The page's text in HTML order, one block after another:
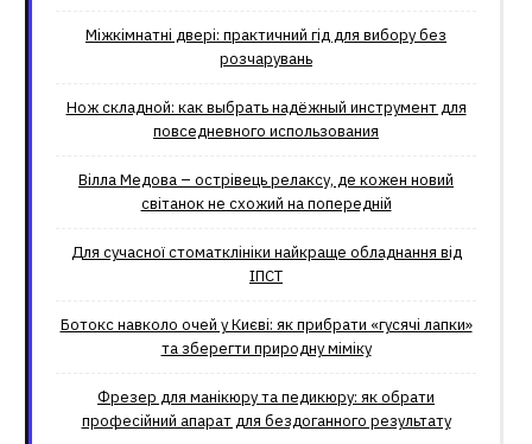
Міжкімнатні двері: практичний гід для вибору без
розчарувань
Нож складной: как выбрать надёжный инструмент для
повседневного использования
Вілла Медова – острівець релаксу, де кожен новий
світанок не схожий на попередній
Для сучасної стоматклініки найкраще обладнання від
ІПСТ
Ботокс навколо очей у Києві: як прибрати «гусячі лапки»
та зберегти природну міміку
Фрезер для манікюру та педикюру: як обрати
професійний апарат для бездоганного результату